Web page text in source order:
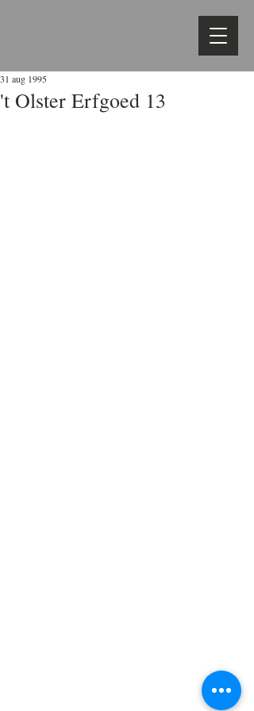
't Olster Erfgoed 13
31 aug 1995